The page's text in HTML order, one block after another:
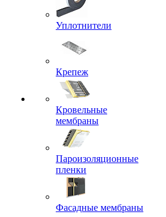
Уплотнители
Крепеж
Кровельные
мембраны
Пароизоляционные
пленки
Фасадные мембраны